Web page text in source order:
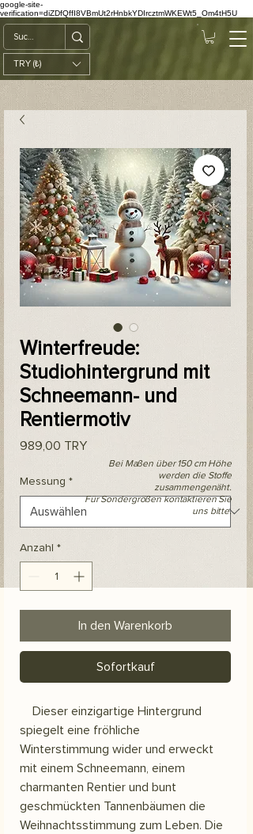
google-site-
verification=diZDfQffI8VBmUt2rHnbkYDIrcztmWKEWt5_Om4tH5U
TRY (₺)
Winterfreude:
Studiohintergrund mit
Schneemann- und
Rentiermotiv
989,00 TRYPreis
Messung *
Anzahl *
In den Warenkorb
Sofortkauf
Dieser einzigartige Hintergrund
spiegelt eine fröhliche
Winterstimmung wider und erweckt
mit einem Schneemann, einem
charmanten Rentier und bunt
geschmückten Tannenbäumen die
Weihnachtsstimmung zum Leben. Die
Bei Maßen über 150 cm Höhe
werden die Stoffe
zusammengenäht.
Für Sondergrößen kontaktieren Sie
uns bitte.